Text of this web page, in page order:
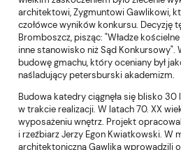
architektowi, Zygmuntowi Gawlikowi,
czołówce wyników konkursu. Decyzję
Bromboszcz, pisząc: "Władze
inne stanowisko niż Sąd Konkursowy".
budowę gmachu, który oceniany był
naśladujący petersburski akademizm.
Budowa katedry ciągnęła się blisko 30
w trakcie realizacji. W latach 70. XX
wyposażeniu wnętrz. Projekt
i rzeźbiarz Jerzy Egon Kwiatkowski. W
architektoniczną Gawlika wprowadzili